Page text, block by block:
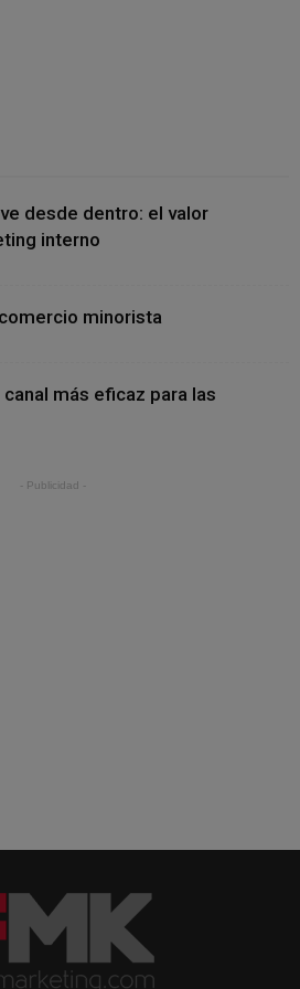
desde dentro: el valor
interno
minorista
más eficaz para las
- Publicidad -